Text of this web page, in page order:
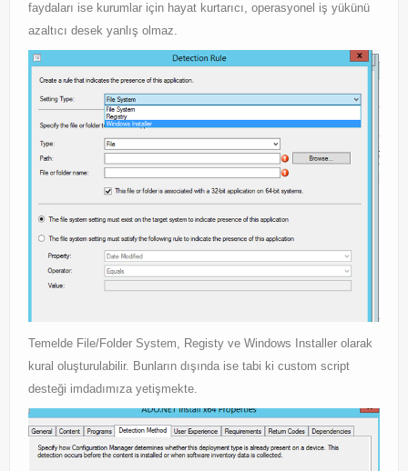
Exchange
Exchange
faydaları ise kurumlar için hayat kurtarıcı, operasyonel iş yükünü
azaltıcı desek yanlış olmaz.
Temelde File/Folder System, Registy ve Windows Installer olarak
kural oluşturulabilir. Bunların dışında ise tabi ki custom script
desteği imdadımıza yetişmekte.